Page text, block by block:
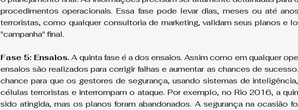
procedimentos operacionais. Essa fase pode levar dias, meses ou até
terroristas, como qualquer consultoria de marketing, validam seus planos e
"campanha" final.
Fase 5: Ensaios. A quinta fase é a dos ensaios. Assim como em qualquer
ensaios são realizados para corrigir falhas e aumentar as chances de
chance para que os gestores de segurança, usando sistemas de
células terroristas e interrompam o ataque. Por exemplo, no Rio 2016, a
sido atingida, mas os planos foram abandonados. A segurança na ocasião